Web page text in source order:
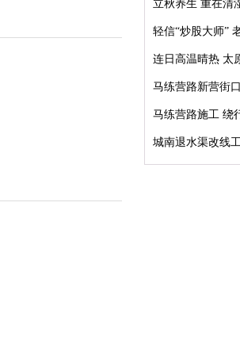
立秋养生 重在清
轻信“炒股大师”
连日高温晴热 太
马练营路新营街
马练营路施工 绕
城南退水渠改线